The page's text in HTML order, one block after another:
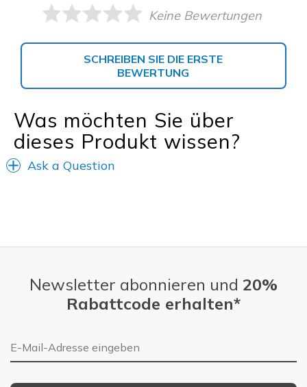
Keine Bewertungen
SCHREIBEN SIE DIE ERSTE
BEWERTUNG
Was möchten Sie über
dieses Produkt wissen?
Ask a Question
Newsletter abonnieren und 20%
Rabattcode erhalten*
E-Mail-Adresse